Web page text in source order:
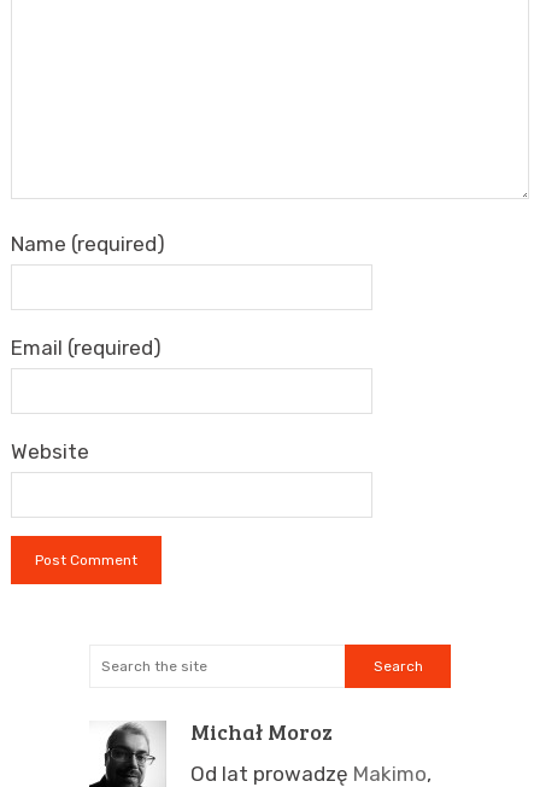
Name (required)
Email (required)
Website
Michał Moroz
Od lat prowadzę Makimo,